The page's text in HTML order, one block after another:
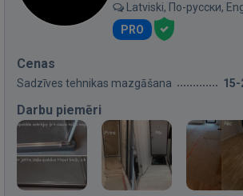
Latviski, По-русски,
PRO
Cenas
Sadzīves tehnikas mazgāšana
Darbu piemēri